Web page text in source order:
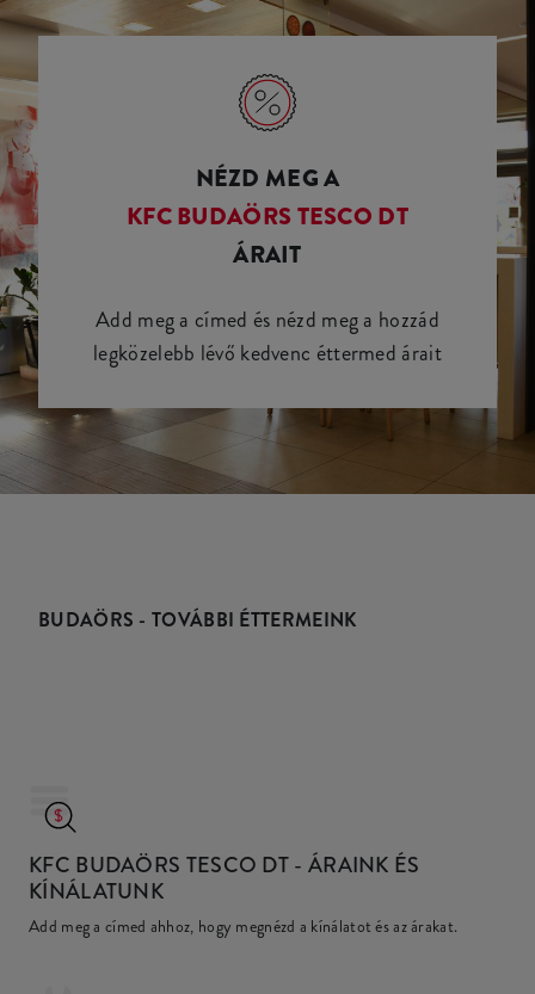
NÉZD MEG A
KFC BUDAÖRS TESCO DT
ÁRAIT
Add meg a címed és nézd meg a hozzád
legközelebb lévő kedvenc éttermed árait
BUDAÖRS - TOVÁBBI ÉTTERMEINK
KFC BUDAÖRS TESCO DT- ÁRAINK ÉS
KÍNÁLATUNK
Add meg a címed ahhoz, hogy megnézd a kínálatot és az árakat.